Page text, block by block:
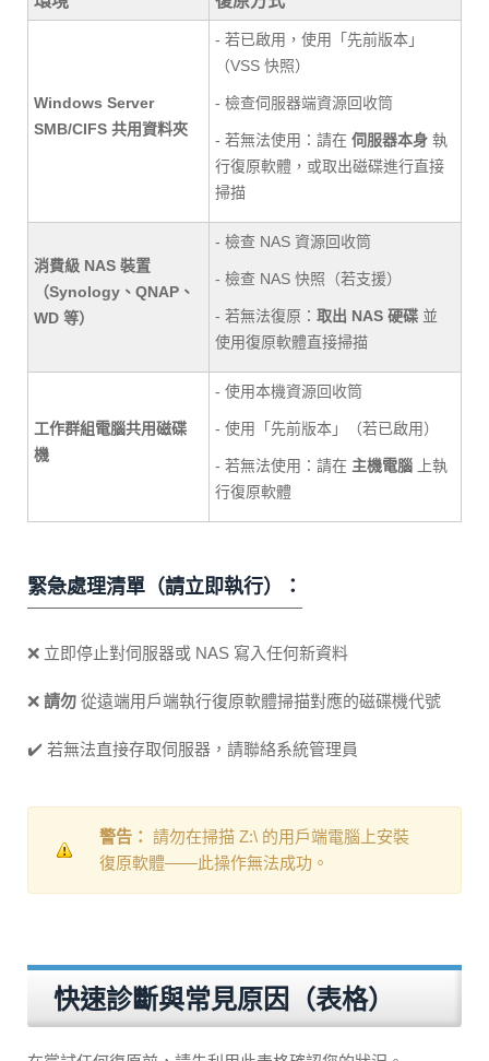
Windows Server
SMB/CIFS 共用資料夾
- 若已啟用，使用「先前版本」
（VSS 快照）
- 檢查伺服器端資源回收筒
- 若無法使用：請在 伺服器本身 執
行復原軟體，或取出磁碟進行直接
掃描
消費級 NAS 裝置
（Synology、QNAP、
WD 等）
- 檢查 NAS 資源回收筒
- 檢查 NAS 快照（若支援）
- 若無法復原： 取出 NAS 硬碟 並
使用復原軟體直接掃描
工作群組電腦共用磁碟
機
- 使用本機資源回收筒
- 使用「先前版本」（若已啟用）
- 若無法使用：請在 主機電腦 上執
行復原軟體
緊急處理清單（請立即執行）：
❌ 立即停止對伺服器或 NAS 寫入任何新資料
❌ 請勿 從遠端用戶端執行復原軟體掃描對應的磁碟機代號
✔️ 若無法直接存取伺服器，請聯絡系統管理員
警告： 請勿在掃描 Z:\ 的用戶端電腦上安裝
復原軟體——此操作無法成功。
快速診斷與常見原因（表格）